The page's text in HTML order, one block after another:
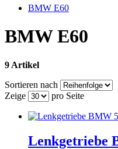
BMW E60
BMW E60
9 Artikel
Sortieren nach
Zeige
pro Seite
Lenkgetriebe